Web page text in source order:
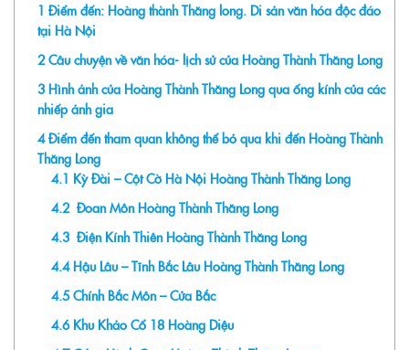
1 Điểm đến: Hoàng thành Thăng long. Di sản văn hóa độc đáo
tại Hà Nội
2Câu chuyện về văn hóa- lịch sử của Hoàng Thành Thăng Long
3 Hình ảnh của Hoàng Thành Thăng Long qua ống kính của các
nhiếp ảnh gia
4Điểm đến tham quan không thể bỏ qua khi đến Hoàng Thành
Thăng Long
4.1 Kỳ Đài – Cột Cờ Hà Nội Hoàng Thành Thăng Long
4.2Đoan Môn Hoàng Thành Thăng Long
4.3 Điện Kính Thiên Hoàng Thành Thăng Long
4.4Hậu Lâu – Tĩnh Bắc Lâu Hoàng Thành Thăng Long
4.5Chính Bắc Môn – Cửa Bắc
4.6Khu Khảo Cổ 18 Hoàng Diệu